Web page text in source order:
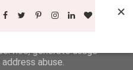
to deliver its services
and user-agent are
performance and security
generate usage
abuse.